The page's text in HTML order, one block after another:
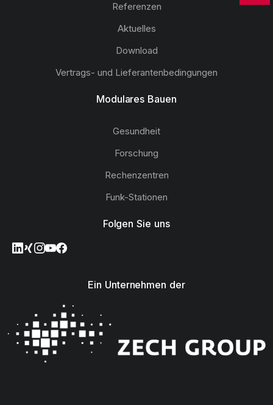
Referenzen
Aktuelles
Download
Vertrags- und Lieferantenbedingungen
Modulares Bauen
Gesundheit
Forschung
Rechenzentren
Funk-Stationen
Folgen Sie uns
Ein Unternehmen der